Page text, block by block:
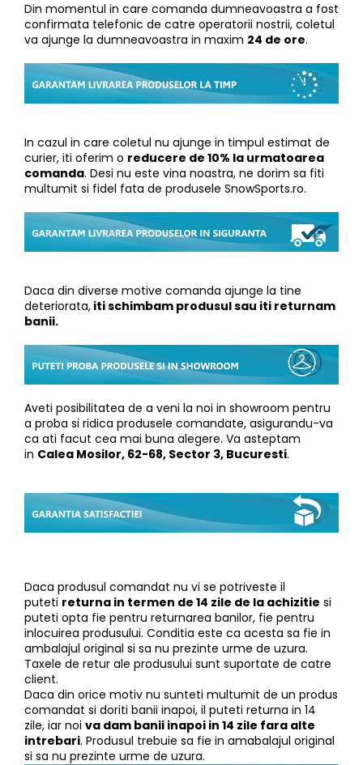
Din momentul in care comanda dumneavoastra a fost
confirmata telefonic de catre operatorii nostrii, coletul
va ajunge la dumneavoastra in maxim 24 de ore.
In cazul in care coletul nu ajunge in timpul estimat de
curier, iti oferim o reducere de 10% la urmatoarea
comanda. Desi nu este vina noastra, ne dorim sa fiti
multumit si fidel fata de produsele SnowSports.ro.
Daca din diverse motive comanda ajunge la tine
deteriorata, iti schimbam produsul sau iti returnam
banii.
Aveti posibilitatea de a veni la noi in showroom pentru
a proba si ridica produsele comandate, asigurandu-va
ca ati facut cea mai buna alegere. Va asteptam
in Calea Mosilor, 62-68, Sector 3, Bucuresti.
Daca produsul comandat nu vi se potriveste il
puteti returna in termen de 14 zile de la achizitie si
puteti opta fie pentru returnarea banilor, fie pentru
inlocuirea produsului. Conditia este ca acesta sa fie in
ambalajul original si sa nu prezinte urme de uzura.
Taxele de retur ale produsului sunt suportate de catre
client.
Daca din orice motiv nu sunteti multumit de un produs
comandat si doriti banii inapoi, il puteti returna in 14
zile, iar noi va dam banii inapoi in 14 zile fara alte
intrebari. Produsul trebuie sa fie in amabalajul original
si sa nu prezinte urme de uzura.